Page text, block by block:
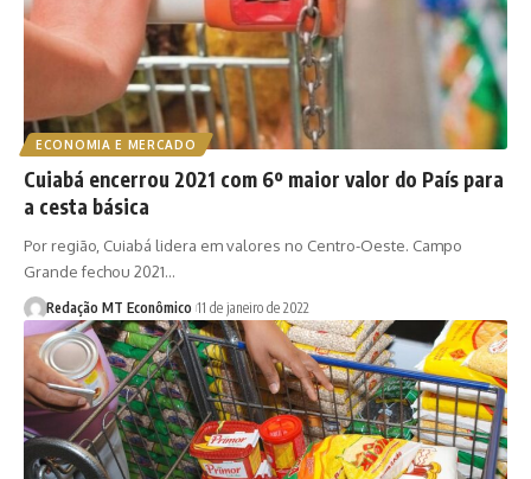
ECONOMIA E MERCADO
Cuiabá encerrou 2021 com 6º maior valor do País para
a cesta básica
Por região, Cuiabá lidera em valores no Centro-Oeste. Campo
Grande fechou 2021…
Redação MT Econômico 11 de janeiro de 2022